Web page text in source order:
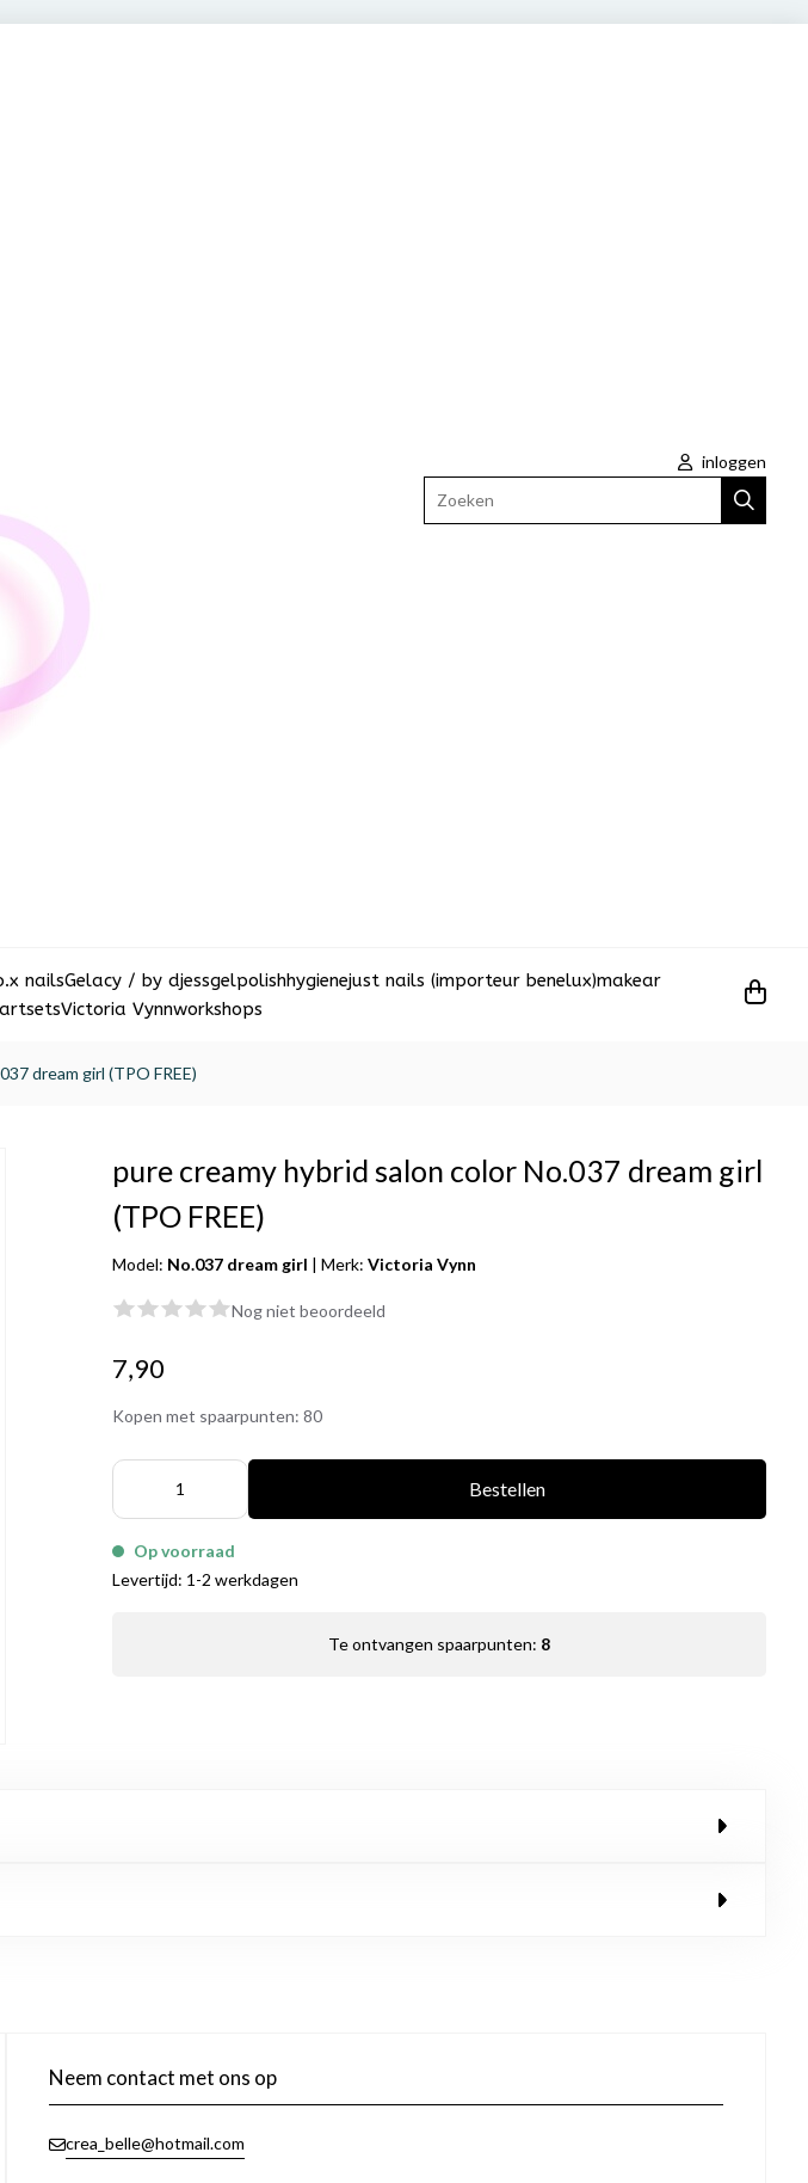
inloggen
nailsGelacy / by djessgelpolishhygienejust nails (importeur benelux)makear
Victoria Vynnworkshops
dream girl (TPO FREE)
pure creamy hybrid salon color No.037 dream girl
(TPO FREE)
Model: No.037 dream girl |Merk:Victoria Vynn
Nog niet beoordeeld
7,90
Kopen met spaarpunten:80
Bestellen
Op voorraad
Levertijd: 1-2 werkdagen
Te ontvangen spaarpunten: 8
Neem contact met ons op
crea_belle@hotmail.com